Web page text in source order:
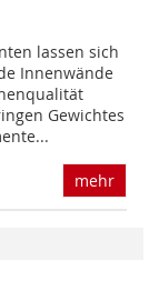
lassen sich
Innenwände
Gewichtes
mehr